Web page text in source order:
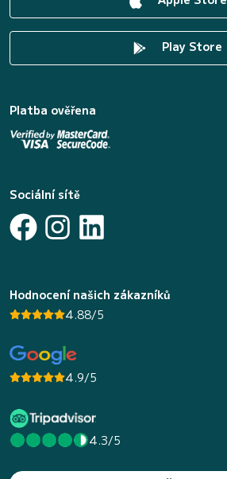
Play Store
Platba ověřena
Sociální sítě
Hodnocení našich zákazníků
4.88/5
4.9/5
4.3/5